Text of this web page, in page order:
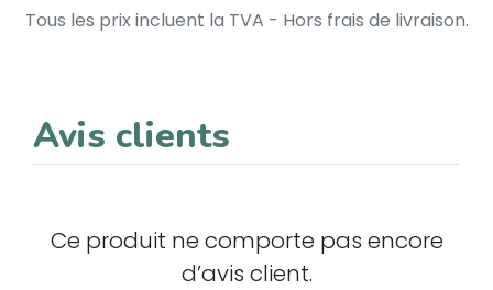
Tous les prix incluent la TVA - Hors frais de livraison.
Avis clients
Ce produit ne comporte pas encore
d’avis client.